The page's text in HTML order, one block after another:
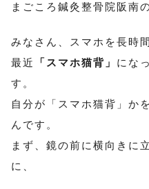
まごころ鍼灸整骨院阪南
みなさん、スマホを長時
最近
「スマホ猫背」 にな
す。
自分が「スマホ猫背」か
んです。
まず、鏡の前に横向きに
に、